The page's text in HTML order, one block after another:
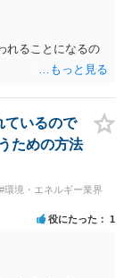
れることになるの
ているので
ための方法
#環境・エネルギー業界
役にたった 1